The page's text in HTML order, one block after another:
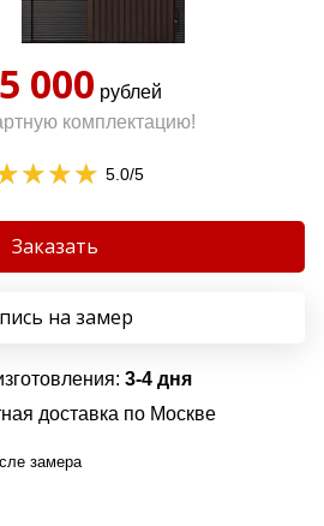
000 рублей
комплектацию!
5.0/5
Заказать
на замер
3-4 дня
доставка по Москве
замера